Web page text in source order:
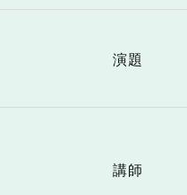
演題
講師